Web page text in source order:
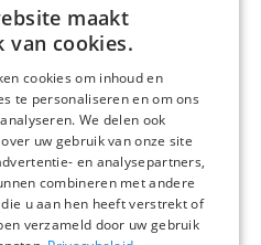
KH+ PH+
ALG & ANTI FOSFAAT
maakt
van cookies.
cookies om inhoud en
te personaliseren en om ons
We delen ook
uw gebruik van onze site
en analysepartners,
combineren met andere
u aan hen heeft verstrekt of
verzameld door uw gebruik